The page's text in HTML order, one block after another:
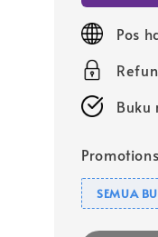
Pos
Buku
Promotions
SEMUA